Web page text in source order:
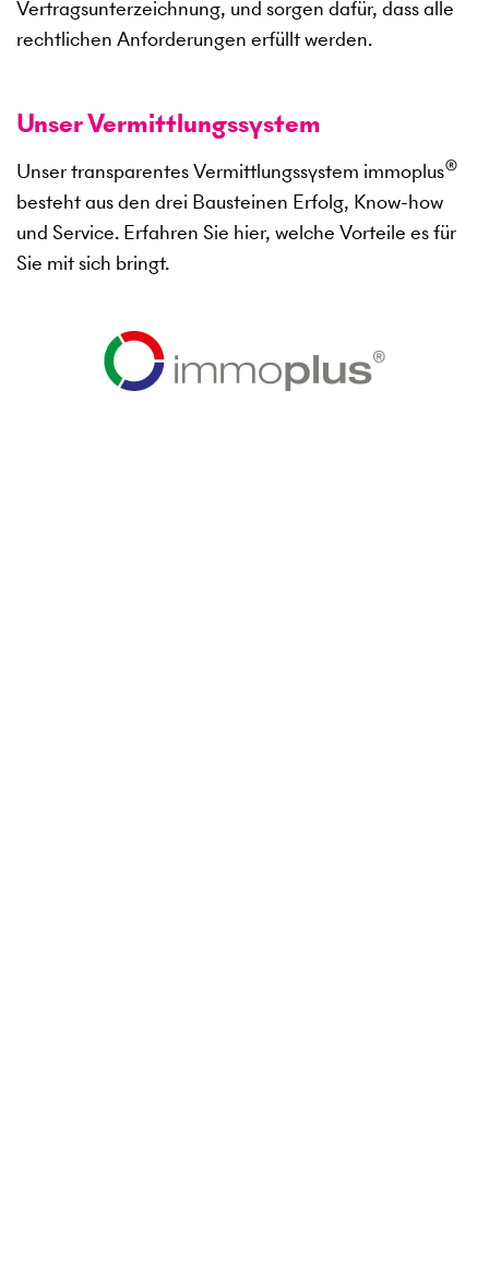
Vertragsunterzeichnung, und sorgen dafür, dass alle
rechtlichen Anforderungen erfüllt werden.
Unser Vermittlungssystem
Unser transparentes Vermittlungssystem immoplus®
besteht aus den drei Bausteinen Erfolg, Know-how
und Service. Erfahren Sie hier, welche Vorteile es für
Sie mit sich bringt.